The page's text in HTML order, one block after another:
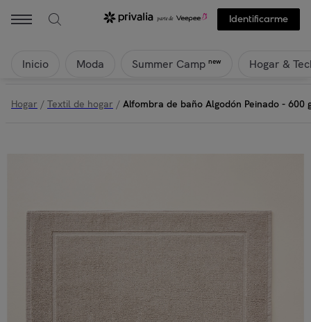
Identificarme
Inicio Moda Summer Camp new Hogar &
Hogar / Textil de hogar / Alfombra de baño Algodón Peinado - 600